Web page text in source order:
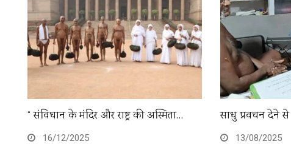
“ संविधान के मंदिर और राष्ट्र की अस्मिता…
16/12/2025
साधु प्रवचन देने
13/08/2025